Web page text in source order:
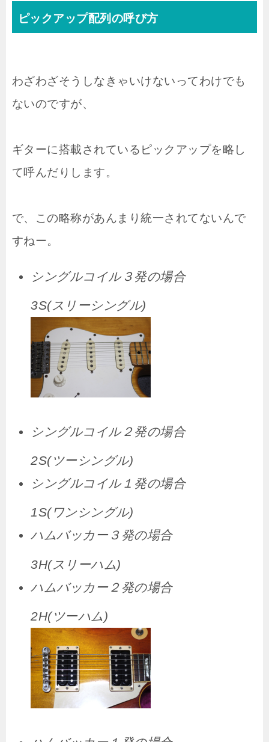
ピックアップ配列の呼び方
わざわざそうしなきゃいけないってわけでも
ないのですが、
ギターに搭載されているピックアップを略し
て呼んだりします。
で、この略称があんまり統一されてないんで
すねー。
シングルコイル３発の場合
3S(スリーシングル)
シングルコイル２発の場合
2S(ツーシングル)
シングルコイル１発の場合
1S(ワンシングル)
ハムバッカー３発の場合
3H(スリーハム)
ハムバッカー２発の場合
2H(ツーハム)